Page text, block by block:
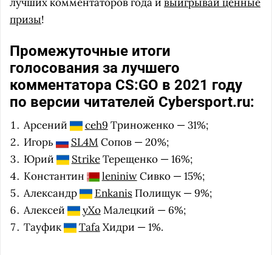
призы!
Промежуточные итоги
голосования за лучшего
комментатора CS:GO в 2021 году
по версии читателей Cybersport.ru:
Арсений ceh9 Триноженко — 31%;
Игорь
SL4M Сопов — 20%;
Юрий
StrikeТерещенко — 16%;
Константин
leniniwСивко — 15%;
Александр
EnkanisПолищук — 9%;
Алексей
yXoМалецкий — 6%;
Тауфик
TafaХидри — 1%.